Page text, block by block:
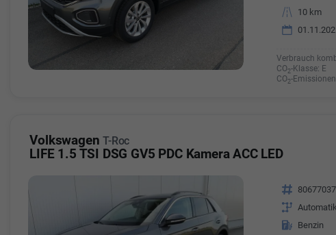
Kilometerstand
10 km
Verbrauch
CO2-Klasse: E
CO2-
Volkswagen T-Roc
LIFE 1.5 TSI DSG GV5 PDC Kamera ACC LED
Fahrzeugnr.
Getriebe
Kraftstoff Benzin